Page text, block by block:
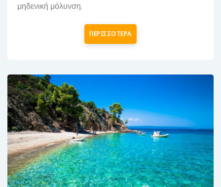
μηδενική μόλυνση.
ΠΕΡΙΣΣΟΤΕΡΑ